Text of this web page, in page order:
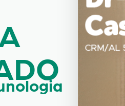
CASADO